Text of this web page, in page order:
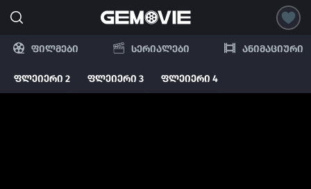
ფილმები სერიალები ანიმაციური
ფლეიერი 2 ფლეიერი 3 ფლეიერი 4